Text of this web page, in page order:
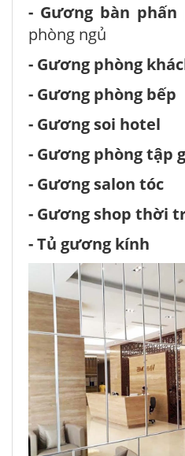
- Gương bàn phấn
phòng ngủ
- Gương phòng
- Gương phòng bếp
- Gương soi hotel
- Gương phòng tập
- Gương salon tóc
- Gương shop thời
- Tủ gương kính